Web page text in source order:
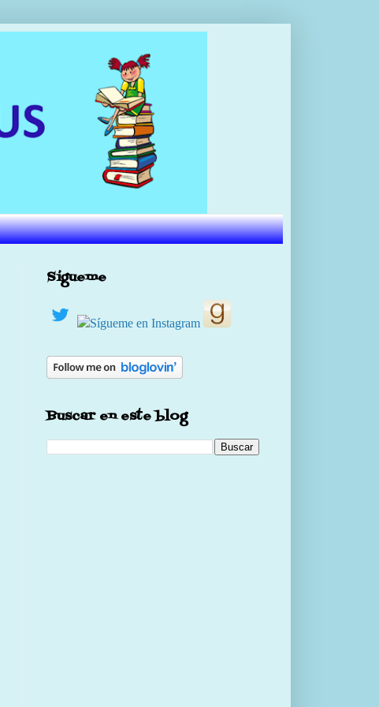
Sígueme
Buscar en este blog